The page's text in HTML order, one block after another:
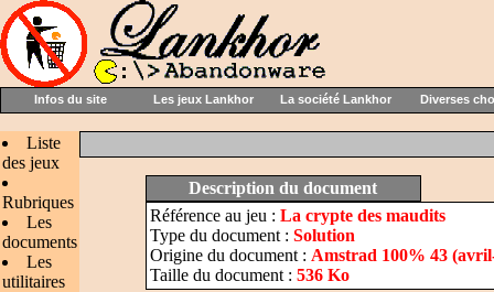
Infos du site Les jeux Lankhor La société Lankhor Diverses
Liste
des jeux
Rubriques
Les
documents
Les
utilitaires
Description du document
Référence au jeu : La crypte des maudits
Type du document : Solution
Origine du document : Amstrad 100% 43
Taille du document : 536 Ko